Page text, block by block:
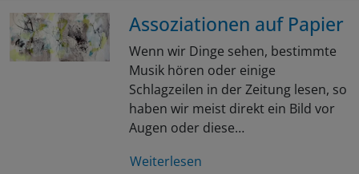
Assoziationen auf Papier
Wenn wir Dinge sehen, bestimmte
Musik hören oder einige
Schlagzeilen in der Zeitung lesen, so
haben wir meist direkt ein Bild vor
Augen oder diese…
Weiterlesen